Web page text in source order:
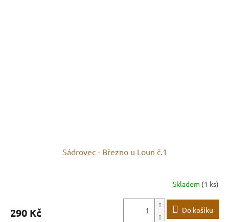
Sádrovec - Březno u Loun č.1
Skladem (1 ks)
290 Kč Do košíku